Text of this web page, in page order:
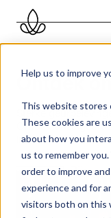
Help us to improve
This website stores
These cookies are
about how you
us to remember
order to improve
experience and for
visitors both on this
Ontdek
Sterke
Ontdek onze
invloed heeft op